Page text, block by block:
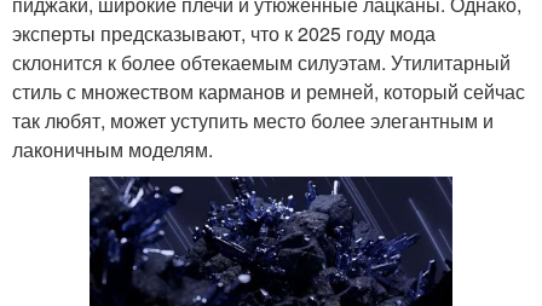
эксперты предсказывают, что к 2025 году мода
склонится к более обтекаемым силуэтам. Утилитарный
стиль с множеством карманов и ремней, который сейчас
так любят, может уступить место более элегантным и
лаконичным моделям.